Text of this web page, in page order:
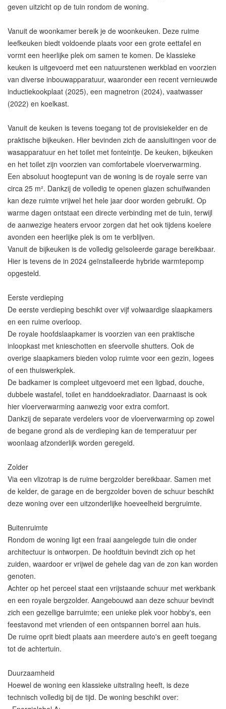
geven uitzicht op de tuin rondom de woning.
Vanuit de woonkamer bereik je de woonkeuken. Deze ruime
leefkeuken biedt voldoende plaats voor een grote eettafel en
vormt een heerlijke plek om samen te komen. De klassieke
keuken is uitgevoerd met een natuurstenen werkblad en voorzien
van diverse inbouwapparatuur, waaronder een recent vernieuwde
inductiekookplaat (2025), een magnetron (2024), vaatwasser
(2022) en koelkast.
Vanuit de keuken is tevens toegang tot de provisiekelder en de
praktische bijkeuken. Hier bevinden zich de aansluitingen voor de
wasapparatuur en het toilet met fonteintje. De keuken, bijkeuken
en het toilet zijn voorzien van comfortabele vloerverwarming.
Een absoluut hoogtepunt van de woning is de royale serre van
circa 25 m². Dankzij de volledig te openen glazen schuifwanden
kan deze ruimte vrijwel het hele jaar door worden gebruikt. Op
warme dagen ontstaat een directe verbinding met de tuin, terwijl
de aanwezige heaters ervoor zorgen dat het ook tijdens koelere
avonden een heerlijke plek is om te verblijven.
Vanuit de bijkeuken is de volledig geïsoleerde garage bereikbaar.
Hier is tevens de in 2024 geïnstalleerde hybride warmtepomp
opgesteld.
Eerste verdieping
De eerste verdieping beschikt over vijf volwaardige slaapkamers
en een ruime overloop.
De royale hoofdslaapkamer is voorzien van een praktische
inloopkast met knieschotten en sfeervolle shutters. Ook de
overige slaapkamers bieden volop ruimte voor een gezin, logees
of een thuiswerkplek.
De badkamer is compleet uitgevoerd met een ligbad, douche,
dubbele wastafel, toilet en handdoekradiator. Daarnaast is ook
hier vloerverwarming aanwezig voor extra comfort.
Dankzij de separate verdelers voor de vloerverwarming op zowel
de begane grond als de verdieping kan de temperatuur per
woonlaag afzonderlijk worden geregeld.
Zolder
Via een vlizotrap is de ruime bergzolder bereikbaar. Samen met
de kelder, de garage en de bergzolder boven de schuur beschikt
deze woning over een uitzonderlijke hoeveelheid bergruimte.
Buitenruimte
Rondom de woning ligt een fraai aangelegde tuin die onder
architectuur is ontworpen. De hoofdtuin bevindt zich op het
zuiden, waardoor er vrijwel de gehele dag van de zon kan worden
genoten.
Achter op het perceel staat een vrijstaande schuur met werkbank
en een royale bergzolder. Aangebouwd aan deze schuur bevindt
zich een gezellige barruimte; een unieke plek voor hobby's, een
feestavond met vrienden of een ontspannen borrel aan huis.
De ruime oprit biedt plaats aan meerdere auto's en geeft toegang
tot de achtertuin.
Duurzaamheid
Hoewel de woning een klassieke uitstraling heeft, is deze
technisch volledig bij de tijd. De woning beschikt over: